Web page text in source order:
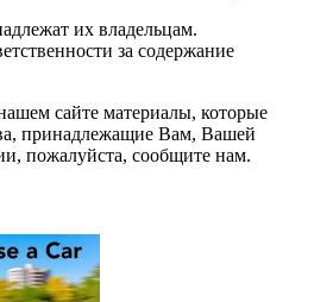
их владельцам.
за содержание
сайте материалы, которые
принадлежащие Вам, Вашей
пожалуйста, сообщите нам.